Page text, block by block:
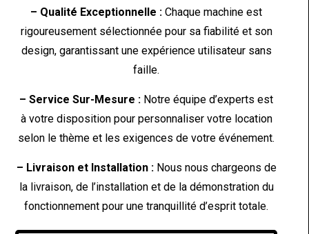
– Qualité Exceptionnelle : Chaque machine est
rigoureusement sélectionnée pour sa fiabilité et son
design, garantissant une expérience utilisateur sans
faille.
– Service Sur-Mesure : Notre équipe d’experts est
à votre disposition pour personnaliser votre location
selon le thème et les exigences de votre événement.
– Livraison et Installation :Nous nous chargeons de
la livraison, de l’installation et de la démonstration du
fonctionnement pour une tranquillité d’esprit totale.